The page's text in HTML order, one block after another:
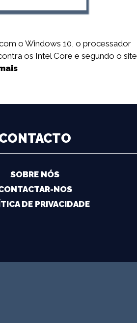
o Windows 10, o processador
os Intel Core e segundo o site
SOBRE NÓS
NOS
DE PRIVACIDADE